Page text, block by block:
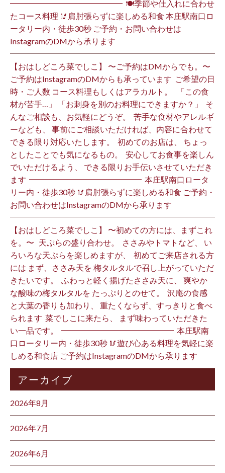
━━━━━━━━━━━━━━ ⁡ 🍽季節や仕入れに合わせ
たコース料理 🥢肩肘張らずに楽しめる和食 本庄駅南口ロ
ータリー内・徒歩30秒 ご予約・お問い合わせは
InstagramのDMから承ります ⁡
【おはしどころ菜でしこ】 〜ご予約はDMからでも。〜 ⁡
ご予約はInstagramのDMからも承っています ⁡ ご希望の日
時・ご人数 コース料理もしくはアラカルト。 ⁡ ⁡ 「この食
材が苦手…」 「お刺身を別のお料理にできますか？」 ⁡ そ
んなご相談も、お気軽にどうぞ。 ⁡ 苦手な食材やアレルギ
ーなども、 事前にご相談いただければ、内容に合わせて
できる限り対応いたします。 ⁡ 初めてのお店は、 ちょっ
としたことでも気になるもの。 ⁡ 安心してお食事を楽しん
でいただけるよう、 できる限りお手伝いさせていただき
ます️ ⁡ ━━━━━━━━━━━━━━ ⁡ 本庄駅南口ロータ
リー内・徒歩30秒 🥢肩肘張らずに楽しめる和食 ご予約・
お問い合わせはInstagramのDMから承ります ⁡
【おはしどころ菜でしこ】 〜初めての方には、まずこれ
を。〜 ⁡ ⁡ 天ぷらの盛り合わせ。 ⁡ ささみやトマトなど、 い
ろいろな天ぷらを楽しめますが、 ⁡ 初めてご来店される方
には まず、ささみ天を 梅タルタルで召し上がっていただ
きたいです。 ⁡ ふわっと軽く揚げたささみ天に、 爽やか
な酸味の梅タルタルを たっぷりとのせて。 ⁡ 沢庵の食感
と大葉の香りも加わり、 重たくならず、すっきりと食べ
られます️ ⁡ 菜でしこに来たら、 まず味わっていただきた
い一品です。 ⁡ ━━━━━━━━━━━━━━ ⁡ 本庄駅南
口ロータリー内・徒歩30秒 🥢遊び心ある料理を気軽に楽
しめる和食店 ご予約はInstagramのDMから承ります ⁡
アーカイブ
2026年8月
2026年7月
2026年6月